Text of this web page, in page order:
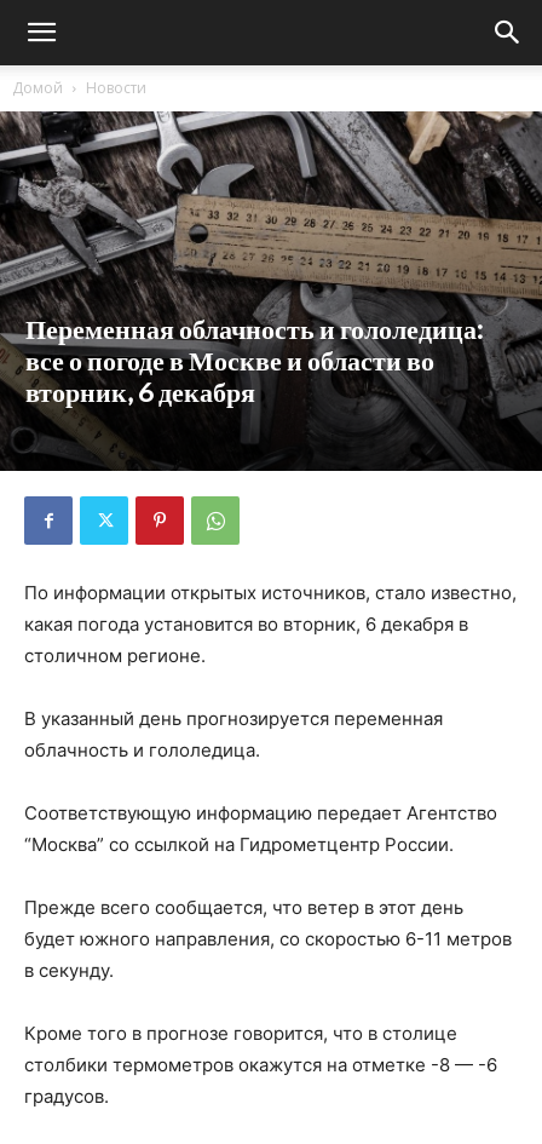
Домой Новости
Переменная облачность и гололедица:
все о погоде в Москве и области во
вторник, 6 декабря
По информации открытых источников, стало известно,
какая погода установится во вторник, 6 декабря в
столичном регионе.
В указанный день прогнозируется переменная
облачность и гололедица.
Соответствующую информацию передает Агентство
“Москва” со ссылкой на Гидрометцентр России.
Прежде всего сообщается, что ветер в этот день
будет южного направления, со скоростью 6-11 метров
в секунду.
Кроме того в прогнозе говорится, что в столице
столбики термометров окажутся на отметке -8 — -6
градусов.